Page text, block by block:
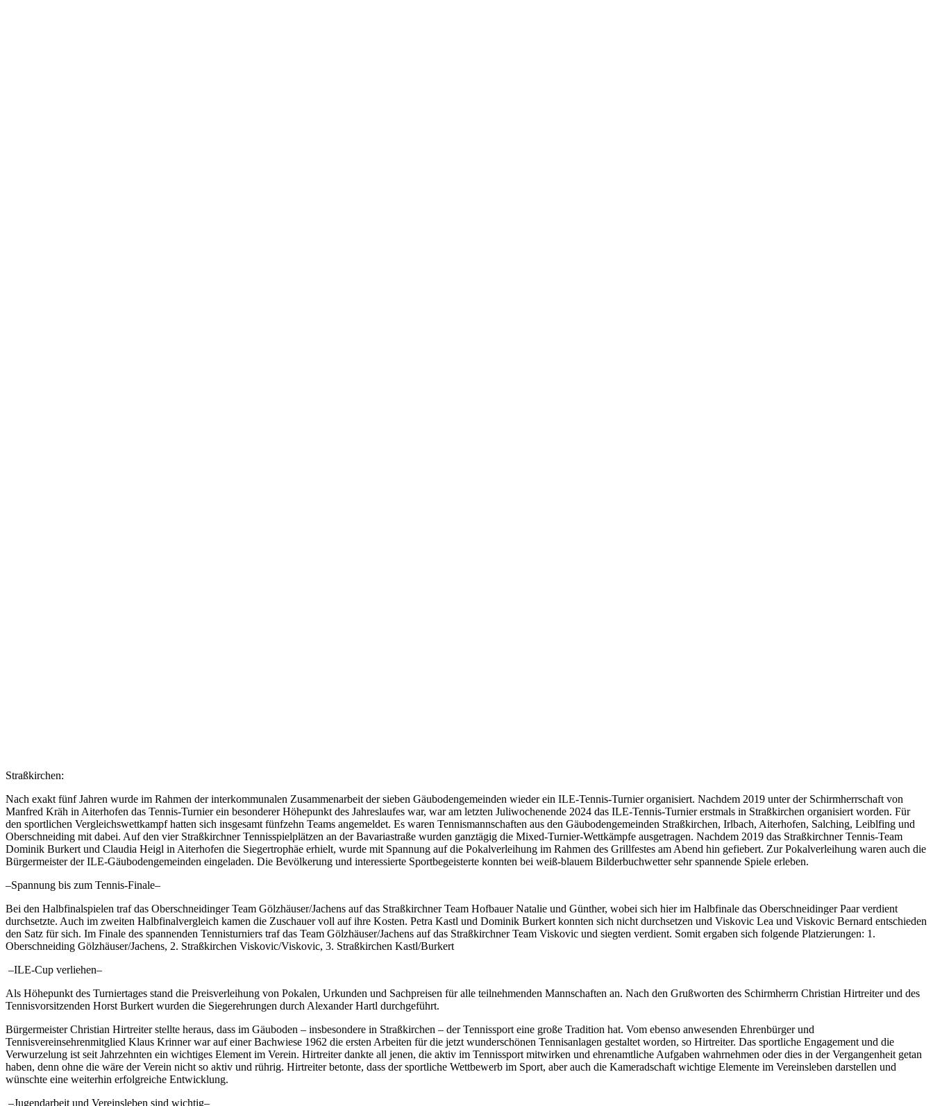
Straßkirchen:
Nach exakt fünf Jahren wurde im Rahmen der interkommunalen Zusammenarbeit der sieben Gäubodengemeinden wieder ein ILE-Tennis-Turnier organisiert. Nachdem 2019 unter der Schirmherrschaft von
Manfred Kräh in Aiterhofen das Tennis-Turnier ein besonderer Höhepunkt des Jahreslaufes war, war am letzten Juliwochenende 2024 das ILE-Tennis-Turnier erstmals in Straßkirchen organisiert worden. Für
den sportlichen Vergleichswettkampf hatten sich insgesamt fünfzehn Teams angemeldet. Es waren Tennismannschaften aus den Gäubodengemeinden Straßkirchen, Irlbach, Aiterhofen, Salching, Leiblfing und
Oberschneiding mit dabei. Auf den vier Straßkirchner Tennisspielplätzen an der Bavariastraße wurden ganztägig die Mixed-Turnier-Wettkämpfe ausgetragen. Nachdem 2019 das Straßkirchner Tennis-Team
Dominik Burkert und Claudia Heigl in Aiterhofen die Siegertrophäe erhielt, wurde mit Spannung auf die Pokalverleihung im Rahmen des Grillfestes am Abend hin gefiebert. Zur Pokalverleihung waren auch die
Bürgermeister der ILE-Gäubodengemeinden eingeladen. Die Bevölkerung und interessierte Sportbegeisterte konnten bei weiß-blauem Bilderbuchwetter sehr spannende Spiele erleben.
–Spannung bis zum Tennis-Finale–
Bei den Halbfinalspielen traf das Oberschneidinger Team Gölzhäuser/Jachens auf das Straßkirchner Team Hofbauer Natalie und Günther, wobei sich hier im Halbfinale das Oberschneidinger Paar verdient
durchsetzte. Auch im zweiten Halbfinalvergleich kamen die Zuschauer voll auf ihre Kosten. Petra Kastl und Dominik Burkert konnten sich nicht durchsetzen und Viskovic Lea und Viskovic Bernard entschieden
den Satz für sich. Im Finale des spannenden Tennisturniers traf das Team Gölzhäuser/Jachens auf das Straßkirchner Team Viskovic und siegten verdient. Somit ergaben sich folgende Platzierungen: 1.
Oberschneiding Gölzhäuser/Jachens, 2. Straßkirchen Viskovic/Viskovic, 3. Straßkirchen Kastl/Burkert
–ILE-Cup verliehen–
Als Höhepunkt des Turniertages stand die Preisverleihung von Pokalen, Urkunden und Sachpreisen für alle teilnehmenden Mannschaften an. Nach den Grußworten des Schirmherrn Christian Hirtreiter und des
Tennisvorsitzenden Horst Burkert wurden die Siegerehrungen durch Alexander Hartl durchgeführt.
Bürgermeister Christian Hirtreiter stellte heraus, dass im Gäuboden – insbesondere in Straßkirchen – der Tennissport eine große Tradition hat. Vom ebenso anwesenden Ehrenbürger und
Tennisvereinsehrenmitglied Klaus Krinner war auf einer Bachwiese 1962 die ersten Arbeiten für die jetzt wunderschönen Tennisanlagen gestaltet worden, so Hirtreiter. Das sportliche Engagement und die
Verwurzelung ist seit Jahrzehnten ein wichtiges Element im Verein. Hirtreiter dankte all jenen, die aktiv im Tennissport mitwirken und ehrenamtliche Aufgaben wahrnehmen oder dies in der Vergangenheit getan
haben, denn ohne die wäre der Verein nicht so aktiv und rührig. Hirtreiter betonte, dass der sportliche Wettbewerb im Sport, aber auch die Kameradschaft wichtige Elemente im Vereinsleben darstellen und
wünschte eine weiterhin erfolgreiche Entwicklung.
–Jugendarbeit und Vereinsleben sind wichtig–